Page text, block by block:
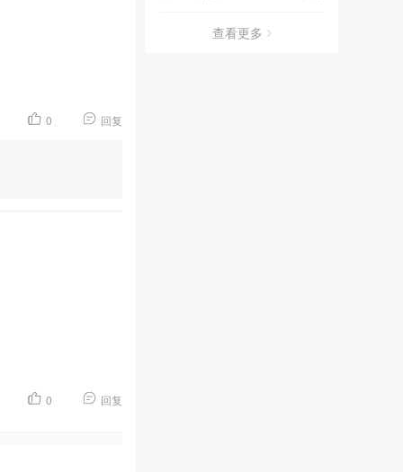
0 回复
0 回复
查看更多